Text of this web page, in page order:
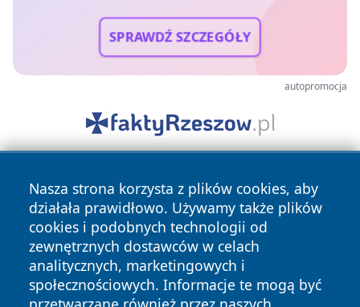
SPRAWDŹ SZCZEGÓŁY
autopromocja
Nasza strona korzysta z plików cookies, aby
działała prawidłowo. Używamy także plików
cookies i podobnych technologii od
zewnętrznych dostawców w celach
analitycznych, marketingowych i
społecznościowych. Informacje te mogą być
Copyright © 2026 szczecin4u.pl Wszystkie prawa zastrzeżone.